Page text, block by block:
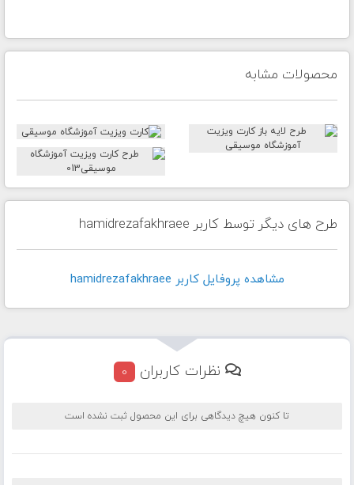
محصولات مشابه
طرح های دیگر توسط کاربر hamidrezafakhraee
مشاهده پروفايل کاربر hamidrezafakhraee
نظرات کاربران 0
تا کنون هیچ دیدگاهی برای این محصول ثبت نشده است